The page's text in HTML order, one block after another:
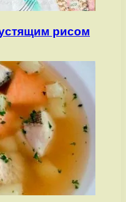
рисом